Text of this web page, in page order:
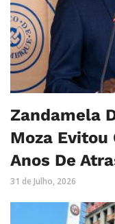
Zandamela
Moza Evitou
Anos De
31 de Julho, 2026